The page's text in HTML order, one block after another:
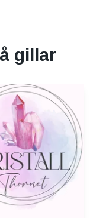
gillar